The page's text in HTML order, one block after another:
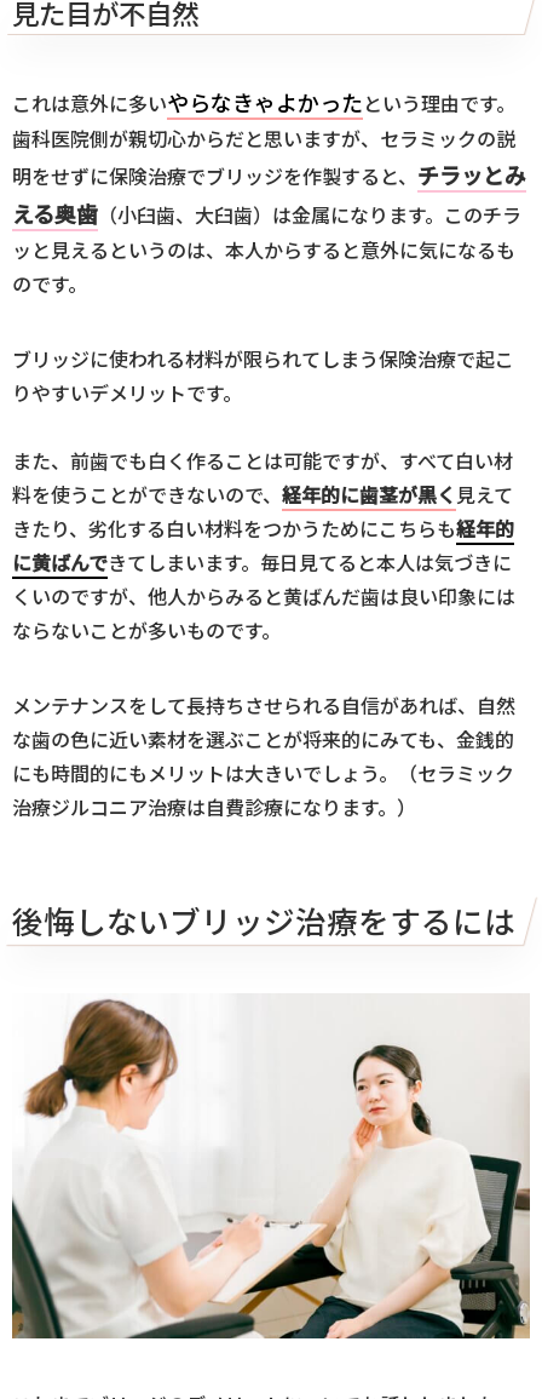
見た目が不自然
これは意外に多いやらなきゃよかったという理由です。
歯科医院側が親切心からだと思いますが、セラミックの説
明をせずに保険治療でブリッジを作製すると、 チラッとみ
える奥歯 （小臼歯、大臼歯）は金属になります。このチラ
ッと見えるというのは、本人からすると意外に気になるも
のです。
ブリッジに使われる材料が限られてしまう保険治療で起こ
りやすいデメリットです。
また、前歯でも白く作ることは可能ですが、すべて白い材
料を使うことができないので、 経年的に歯茎が黒く見えて
きたり、劣化する白い材料をつかうためにこちらも経年的
に黄ばんできてしまいます。毎日見てると本人は気づきに
くいのですが、他人からみると黄ばんだ歯は良い印象には
ならないことが多いものです。
メンテナンスをして長持ちさせられる自信があれば、自然
な歯の色に近い素材を選ぶことが将来的にみても、金銭的
にも時間的にもメリットは大きいでしょう。（セラミック
治療ジルコニア治療は自費診療になります。）
後悔しないブリッジ治療をするには